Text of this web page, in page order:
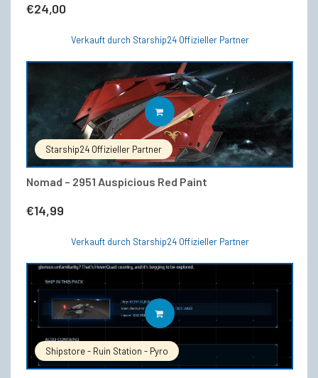
€24,00
Verkauft durch Starship24 Offizieller Partner
Starship24 Offizieller Partner
Nomad – 2951 Auspicious Red Paint
€14,99
IN DEN WARENKORB
Verkauft durch Starship24 Offizieller Partner
Shipstore - Ruin Station - Pyro
IN DEN WARENKORB